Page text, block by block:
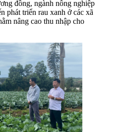
đồng, ngành nông nghiệp
phát triển rau xanh ở các xã
nâng cao thu nhập cho